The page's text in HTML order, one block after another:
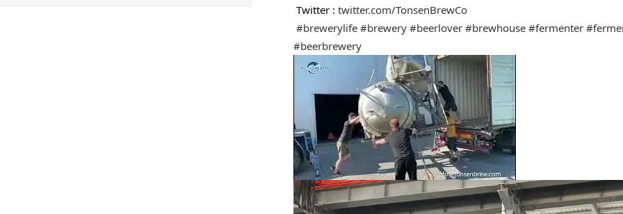
Twitter : twitter.com/TonsenBrewCo
#brewerylife #brewery #beerlover #brewhouse #fermenter
#beerbrewery